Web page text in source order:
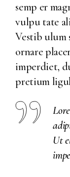
semp er
vulpu tate
Vestib ulum
ornare
imperdiet,
pretium
Ut